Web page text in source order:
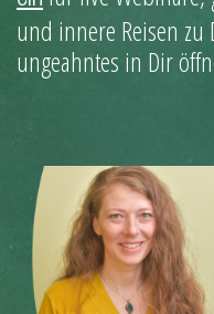
und innere Reisen zu
ungeahntes in Dir